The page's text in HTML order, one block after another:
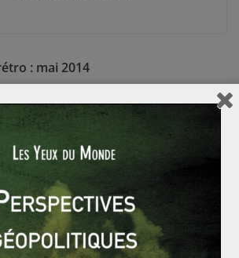
: mai 2014
reste-t-il de l’utopie bolivarienne ?